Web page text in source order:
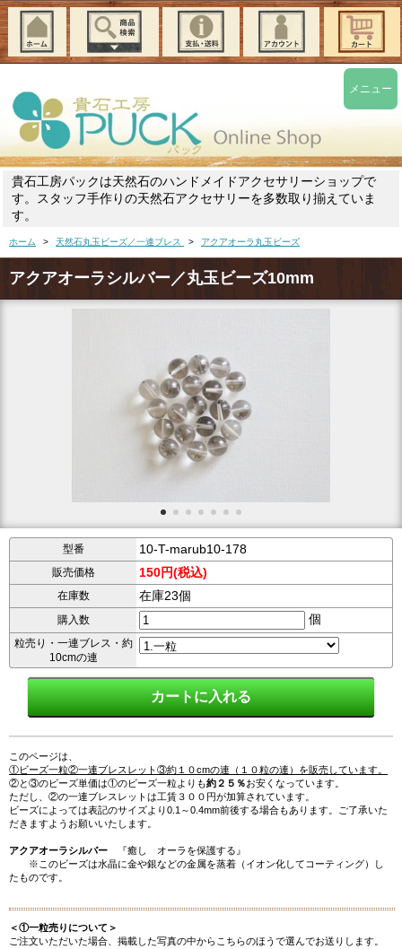
貴石工房パックは天然石のハンドメイドアクセサリーショップで
す。スタッフ手作りの天然石アクセサリーを多数取り揃えていま
す。
ホーム > 天然石丸玉ビーズ／一連ブレス > アクアオーラ丸玉ビーズ
アクアオーラシルバー／丸玉ビーズ10mm
型番 10-T-marub10-178
販売価格 150円(税込)
在庫数 在庫23個
購入数 個
粒売り・一連ブレス・約
10cmの連
このページは、
①ビーズ一粒②一連ブレスレット③約１０cmの連（１０粒の連）を販売しています。
②と③のビーズ単価は①のビーズ一粒よりも約２５％お安くなっています。
ただし、②の一連ブレスレットは工賃３００円が加算されています。
ビーズによっては表記のサイズより0.1～0.4mm前後する場合もあります。ご了承いた
だきますようお願いいたします。
アクアオーラシルバー 『癒し オーラを保護する』
※このビーズは水晶に金や銀などの金属を蒸着（イオン化してコーティング）し
たものです。
＜①一粒売りについて＞
ご注文いただいた場合、掲載した写真の中からこちらのほうで選んでお送りします。
メニュー